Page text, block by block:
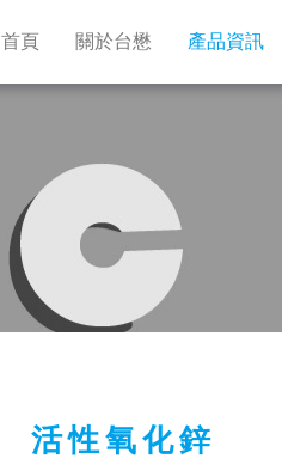
首頁 關於台懋 產品資訊
活性氧化鋅